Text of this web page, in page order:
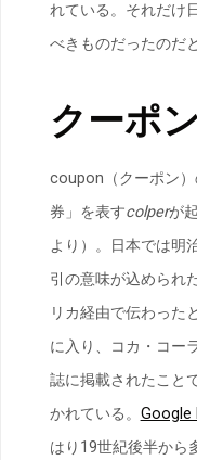
れている。それだけ
べきものだったのだ
クーポン
coupon（クーポン）
券」を表すcolperが
より）。日本では明
引の意味が込められ
リカ経由で伝わった
に入り、コカ・コー
誌に掲載されたこと
かれている。 Google
はり19世紀後半から